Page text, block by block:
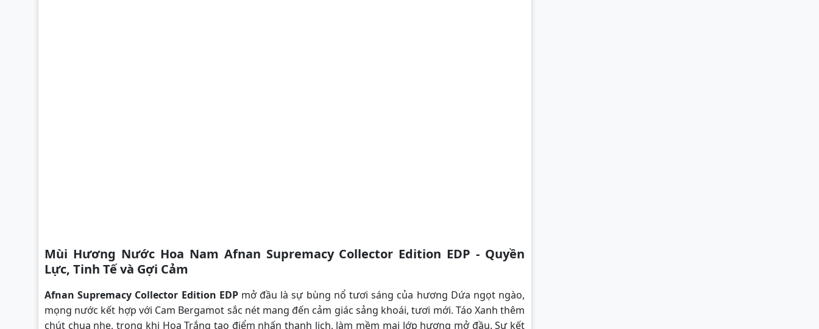
Mùi Hương Nước Hoa Nam Afnan Supremacy Collector Edition EDP - Quyền
Lực, Tinh Tế và Gợi Cảm
Afnan Supremacy Collector Edition EDP mở đầu là sự bùng nổ tươi sáng của hương Dứa ngọt ngào,
mọng nước kết hợp với Cam Bergamot sắc nét mang đến cảm giác sảng khoái, tươi mới. Táo Xanh thêm
chút chua nhẹ, trong khi Hoa Trắng tạo điểm nhấn thanh lịch, làm mềm mại lớp hương mở đầu. Sự kết